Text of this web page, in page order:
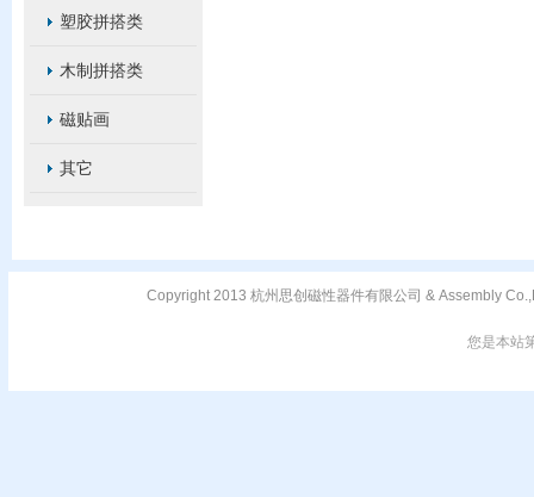
塑胶拼搭类
木制拼搭类
磁贴画
其它
Copyright 2013 杭州思创磁性器件有限公司 & Assembly
您是本站